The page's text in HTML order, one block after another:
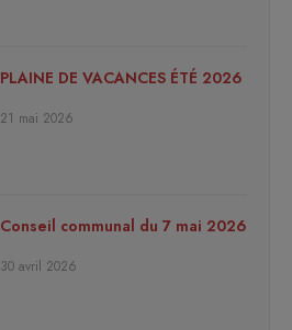
PLAINE DE VACANCES ÉTÉ 2026
21 mai 2026
Conseil communal du 7 mai 2026
30 avril 2026